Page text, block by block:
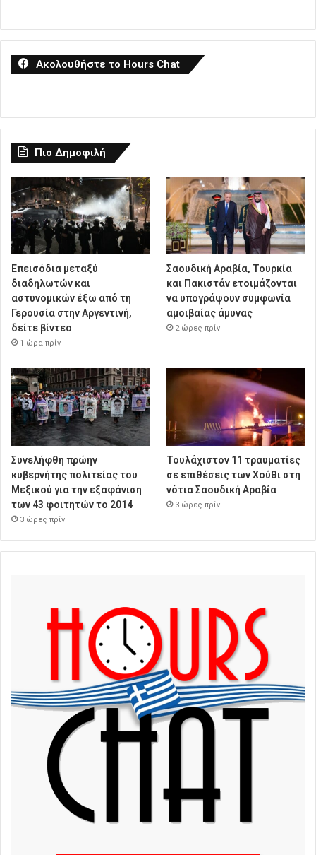
Ακολουθήστε το Hours Chat
Πιο Δημοφιλή
Επεισόδια μεταξύ
διαδηλωτών και
αστυνομικών έξω από τη
Γερουσία στην Αργεντινή,
δείτε βίντεο
1 ώρα πρίν
Σαουδική Αραβία, Τουρκία
και Πακιστάν ετοιμάζονται
να υπογράψουν συμφωνία
αμοιβαίας άμυνας
2 ώρες πρίν
Συνελήφθη πρώην
κυβερνήτης πολιτείας του
Μεξικού για την εξαφάνιση
των 43 φοιτητών το 2014
3 ώρες πρίν
Τουλάχιστον 11 τραυματίες
σε επιθέσεις των Χούθι στη
νότια Σαουδική Αραβία
3 ώρες πρίν